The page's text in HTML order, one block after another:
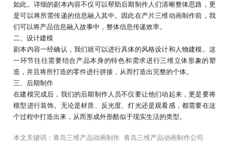
如此。详细的剧本内容不仅可以帮助后期制作人们清晰整体思路，更
是可以将所需传递的信息融入其中。因此在产片三维动画制作前，我
们可以将产品信息融入故事中，整体信息传递效率。
二、设计建模
剧本内容一经确认，我们就可以进行具体的风格设计和人物建模。这
一环节往往需要结合产品本身的特色和需求进行三维立体形象的塑
造，并且将所打造的零件进行拼接，从而打造出完整的个体。
三、后期制作
在建模完成后，我们的后期制作人员不仅要让他们动起来，更是要将
模型进行装饰。无论是材质、反光度、灯光还是观看感，都需要在这
个过程中打造出来，从而形成外形酷似于现实生活的类型。
本文关键词：青岛三维产品动画制作 青岛三维产品动画制作公司